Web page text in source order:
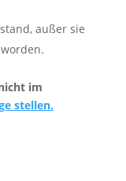
außer sie
im
stellen.